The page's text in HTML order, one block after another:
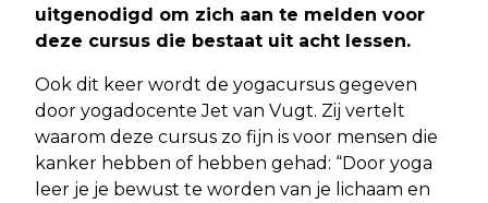
uitgenodigd om zich aan te melden voor
deze cursus die bestaat uit acht lessen.
Ook dit keer wordt de yogacursus gegeven
door yogadocente Jet van Vugt. Zij vertelt
waarom deze cursus zo fijn is voor mensen die
kanker hebben of hebben gehad: “Door yoga
leer je je bewust te worden van je lichaam en